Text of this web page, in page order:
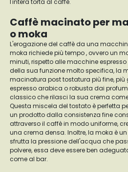
l'intera torta al caffè.
Caffè macinato per
o moka
L'erogazione del caffè da una
moka richiede più tempo , ovvero un
minuti, rispetto alle macchine
della sua funzione molto specifica, la
macinatura post tostatura più fine, più
espresso arabica o robusta dai
classico che rilasci la sua crema
Questa miscela del tostato è perfetta
un prodotto dalla consistenza fine
attraverso il caffè in modo uniforme,
una crema densa. Inoltre, la moka è
sfrutta la pressione dell'acqua che
polvere, essa deve essere ben
come al bar.